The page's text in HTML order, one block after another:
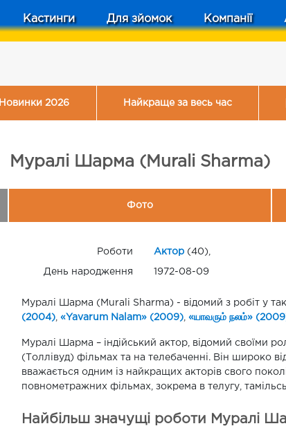
Кастинги Для зйомок Компанії
Новинки 2026 Найкраще за весь час
Муралі Шарма (Murali Sharma)
Фото
Роботи Актор(40),
День народження 1972-08-09
Муралі Шарма (Murali Sharma) - відомий з робіт у
(2004) «Yavarum Nalam» (2009) «யாவரும் நலம்»
Муралі Шарма – індійський актор, відомий своїми
(Толлівуд) фільмах та на телебаченні. Він широко
вважається одним із найкращих акторів свого
повнометражних фільмах, зокрема в телугу,
Найбільш значущі роботи Муралі